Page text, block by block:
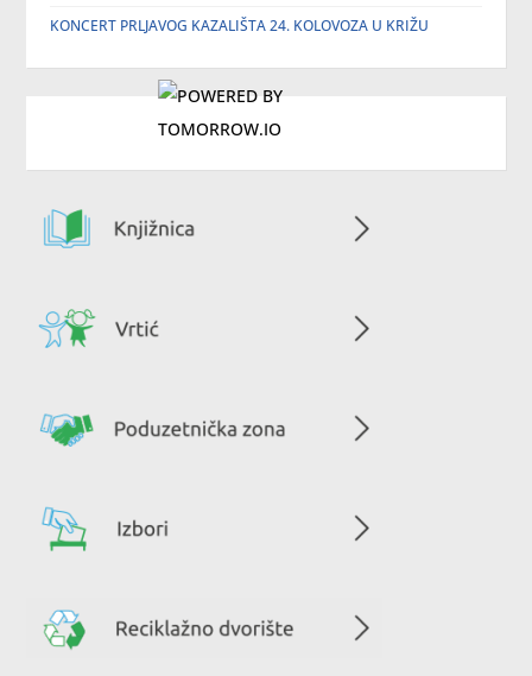
KONCERT PRLJAVOG KAZALIŠTA 24. KOLOVOZA U KRIŽU